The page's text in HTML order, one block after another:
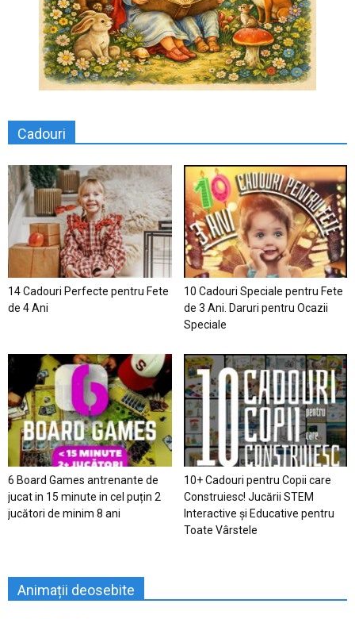
Cadouri
14 Cadouri Perfecte pentru Fete
de 4 Ani
10 Cadouri Speciale pentru Fete
de 3 Ani. Daruri pentru Ocazii
Speciale
6 Board Games antrenante de
jucat in 15 minute in cel puțin 2
jucători de minim 8 ani
10+ Cadouri pentru Copii care
Construiesc! Jucării STEM
Interactive și Educative pentru
Toate Vârstele
Animații deosebite